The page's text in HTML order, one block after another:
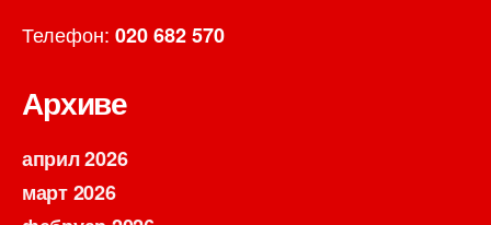
Телефон: 020 682 570
Архиве
април 2026
март 2026